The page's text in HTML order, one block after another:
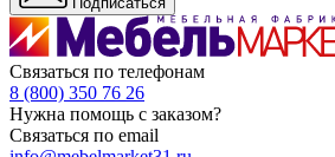
Связаться по телефонам
8 (800) 350 76 26
Нужна помощь с заказом?
Связаться по email